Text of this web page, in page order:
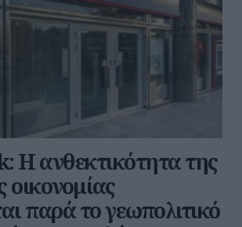
Η ανθεκτικότητα της
οικονομίας
παρά το γεωπολιτικό